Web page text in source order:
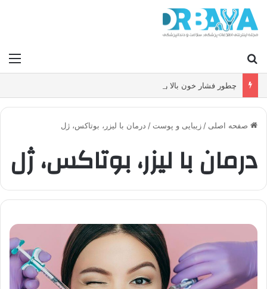
صفحه اصلی /زیبایی و پوست / درمان با لیزر، بوتاکس، ژل
درمان با لیزر، بوتاکس، ژل